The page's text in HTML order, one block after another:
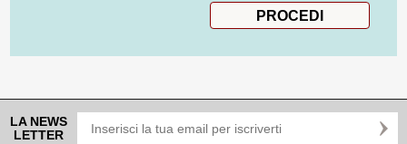
LA NEWS
LETTER